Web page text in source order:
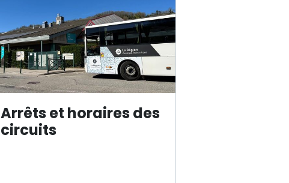
Arrêts et horaires des
circuits